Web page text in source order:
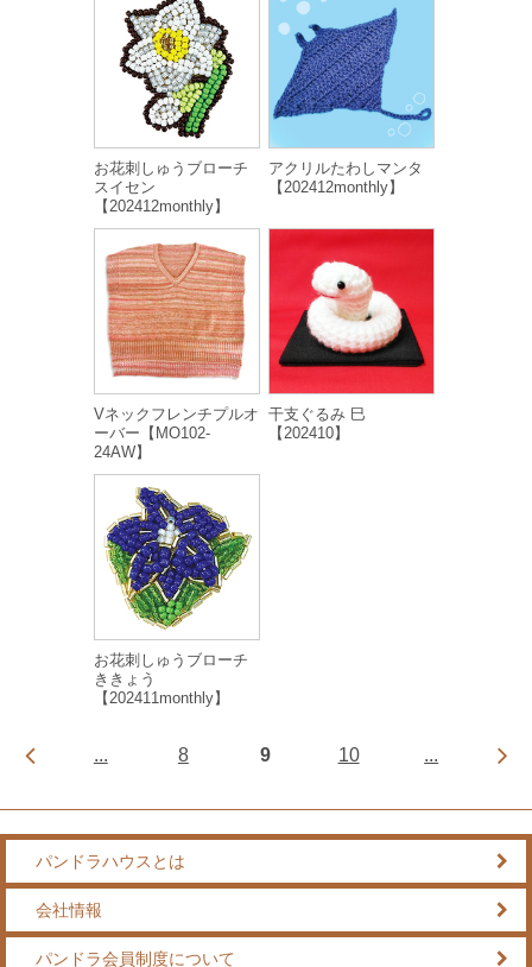
お花刺しゅうブローチ
スイセン
【202412monthly】
アクリルたわしマンタ
【202412monthly】
Vネックフレンチプルオ
ーバー【MO102-
24AW】
干支ぐるみ 巳
【202410】
お花刺しゅうブローチ
ききょう
【202411monthly】
... 8 9 10 ...
パンドラハウスとは
会社情報
パンドラ会員制度について